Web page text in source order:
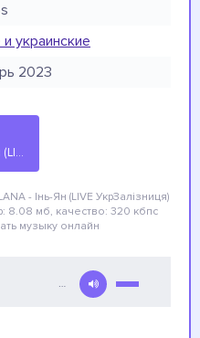
украинские
2023
MONATIK & ROXOLANA - Інь-Ян (LIVE УкрЗалізниця)
- Інь-Ян (LIVE УкрЗалізниця)
8.08 мб, качество: 320 кбпс
музыку онлайн
…